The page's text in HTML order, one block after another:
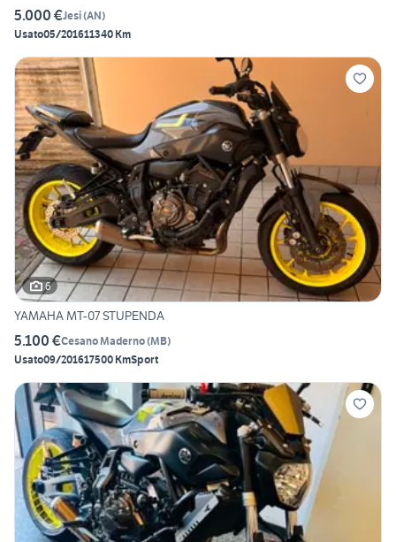
5.000 €Jesi(AN)
Usato05/201611340 Km
6
YAMAHA MT-07 STUPENDA
5.100 €Cesano Maderno(MB)
Usato09/201617500 KmSport